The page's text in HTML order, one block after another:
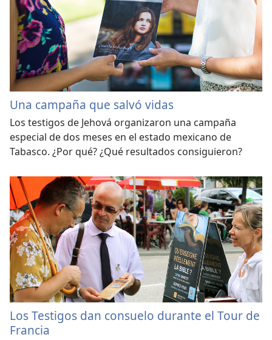
Una campaña que salvó vidas
Los testigos de Jehová organizaron una campaña
especial de dos meses en el estado mexicano de
Tabasco. ¿Por qué? ¿Qué resultados consiguieron?
Los Testigos dan consuelo durante el Tour de
Francia